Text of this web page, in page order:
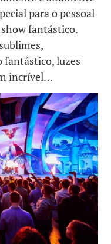
para o pessoal
fantástico.
fantástico, luzes
incrível…